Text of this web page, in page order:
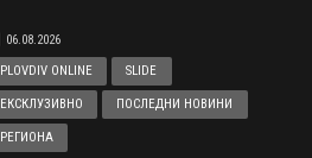
06.08.2026
PLOVDIV ONLINE
SLIDE
ЕКСКЛУЗИВНО ПОСЛЕДНИ НОВИНИ
РЕГИОНА